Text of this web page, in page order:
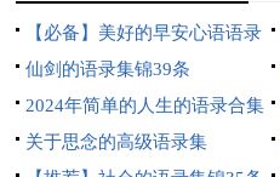
【必备】美好的早安心语语录
大汇总58条
仙剑的语录集锦39条
2024年简单的人生的语录合集
58条
关于思念的高级语录集